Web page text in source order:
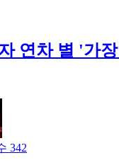
연차 별 '가
342